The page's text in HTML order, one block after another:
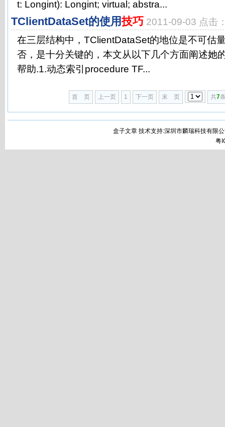
t: Longint): Longint; virtual; abstra...
TClientDataSet的使用技巧 2011-09-03 点击
在三层结构中，TClientDataSet的地位是不可估
否，是十分关键的，本文从以下几个方面阐述她
帮助.1.动态索引procedure TF...
首 页 上一页 1 下一页 末 页 共7
盒子文章 技术支持:深圳市麟瑞科技有限
粤